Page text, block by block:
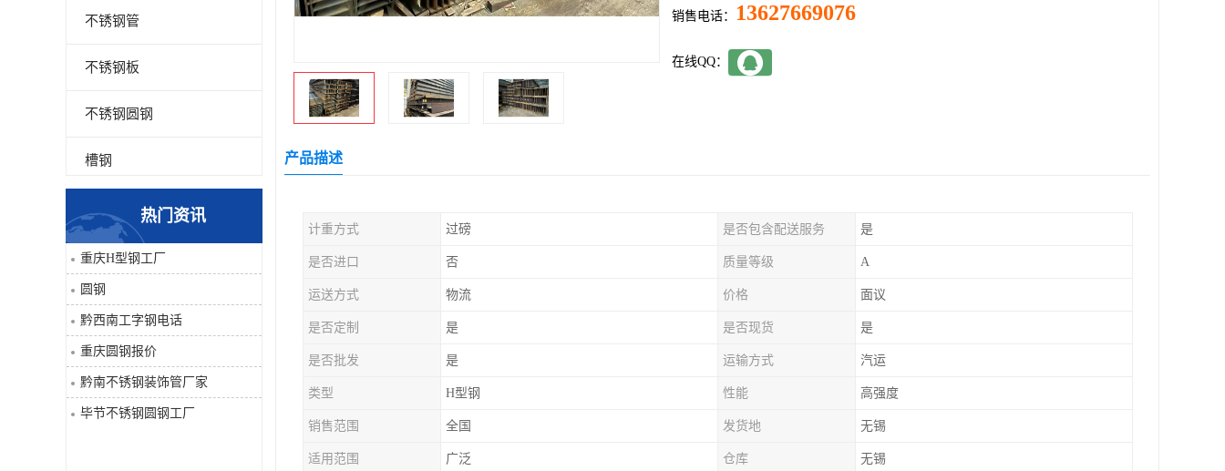
不锈钢管
不锈钢板
不锈钢圆钢
槽钢
角钢
焊管
工字钢
H型钢
热门资讯
重庆H型钢工厂
圆钢
黔西南工字钢电话
重庆圆钢报价
黔南不锈钢装饰管厂家
毕节不锈钢圆钢工厂
销售电话： 13627669076
在线QQ：
产品描述
计重方式 过磅 是否包含配送服务 是
是否进口 否 质量等级 A
运送方式 物流 价格 面议
是否定制 是 是否现货 是
是否批发 是 运输方式 汽运
类型 H型钢 性能 高强度
销售范围 全国 发货地 无锡
适用范围 广泛 仓库 无锡